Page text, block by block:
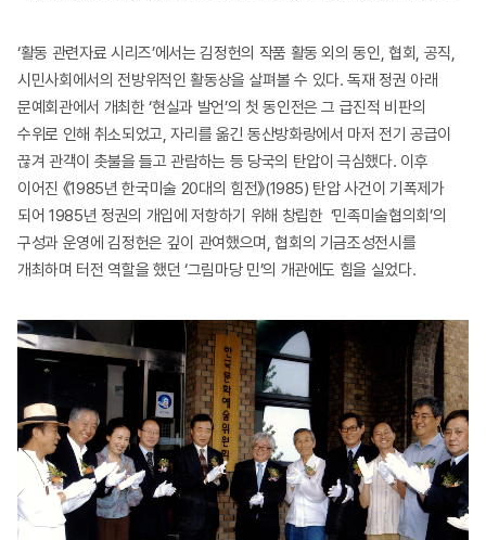
‘활동 관련자료 시리즈’에서는 김정헌의 작품 활동 외의 동인, 협회, 공직,
시민사회에서의 전방위적인 활동상을 살펴볼 수 있다. 독재 정권 아래
문예회관에서 개최한 ‘현실과 발언’의 첫 동인전은 그 급진적 비판의
수위로 인해 취소되었고, 자리를 옮긴 동산방화랑에서 마저 전기 공급이
끊겨 관객이 촛불을 들고 관람하는 등 당국의 탄압이 극심했다. 이후
이어진 《1985년 한국미술 20대의 힘전》(1985) 탄압 사건이 기폭제가
되어 1985년 정권의 개입에 저항하기 위해 창립한 ‘민족미술협의회’의
구성과 운영에 김정헌은 깊이 관여했으며, 협회의 기금조성전시를
개최하며 터전 역할을 했던 ‘그림마당 민’의 개관에도 힘을 실었다.